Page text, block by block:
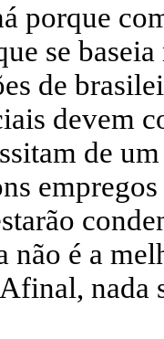
porque
se
de
devem
de
não é a